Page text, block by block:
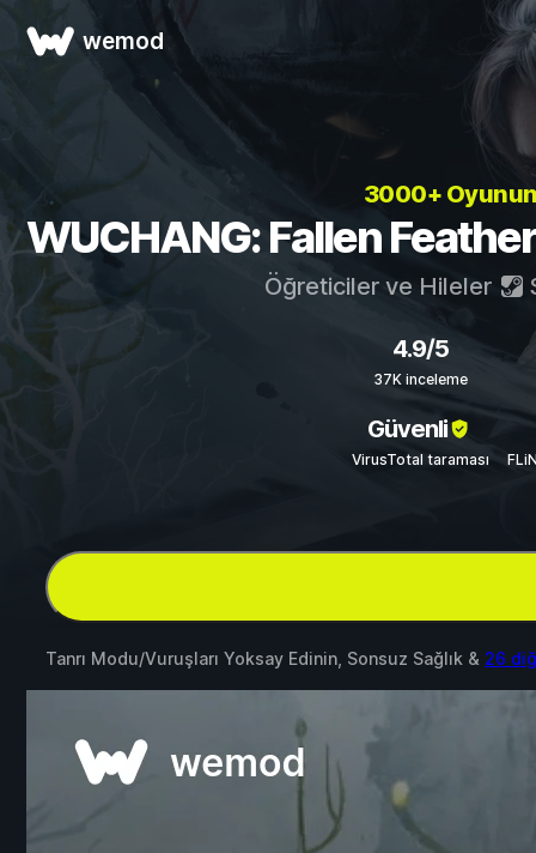
wemod
3000+
WUCHANG: Fallen
Öğreticiler ve Hileler
4.9/5
37K inceleme
Güvenli
VirusTotal taraması
Tanrı Modu/Vuruşları Yoksay Edinin, Sonsuz Sağlık & 26